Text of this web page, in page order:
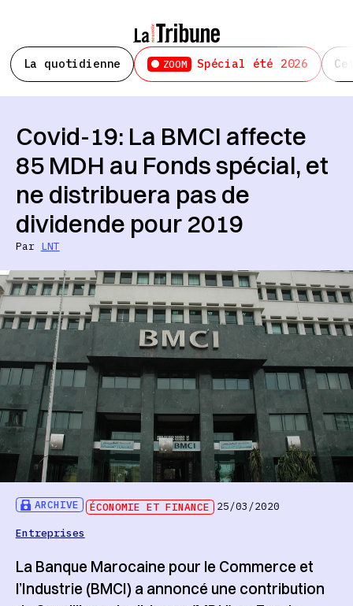
La quotidienne ZOOM Spécial été 2026
ARCHIVE ÉCONOMIE ET FINANCE
25/03/2020
Entreprises
Covid-19: La BMCI affecte
85 MDH au Fonds spécial, et
ne distribuera pas de
dividende pour 2019
Par LNT
La Banque Marocaine pour le Commerce et
l’Industrie (BMCI) a annoncé une contribution